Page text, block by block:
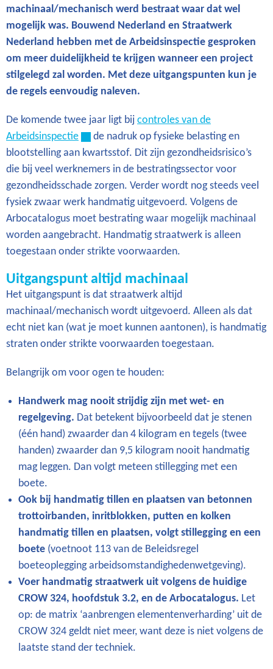
machinaal/mechanisch werd bestraat waar dat wel
mogelijk was. Bouwend Nederland en Straatwerk
Nederland hebben met de Arbeidsinspectie gesproken
om meer duidelijkheid te krijgen wanneer een project
stilgelegd zal worden. Met deze uitgangspunten kun je
de regels eenvoudig naleven.
De komende twee jaar ligt bij controles van de
Arbeidsinspectie
de nadruk op fysieke belasting en
blootstelling aan kwartsstof. Dit zijn gezondheidsrisico’s
die bij veel werknemers in de bestratingssector voor
gezondheidsschade zorgen. Verder wordt nog steeds veel
fysiek zwaar werk handmatig uitgevoerd. Volgens de
Arbocatalogus moet bestrating waar mogelijk machinaal
worden aangebracht. Handmatig straatwerk is alleen
toegestaan onder strikte voorwaarden.
Uitgangspunt altijd machinaal
Het uitgangspunt is dat straatwerk altijd
machinaal/mechanisch wordt uitgevoerd. Alleen als dat
echt niet kan (wat je moet kunnen aantonen), is handmatig
straten onder strikte voorwaarden toegestaan.
Belangrijk om voor ogen te houden:
Handwerk mag nooit strijdig zijn met wet- en
regelgeving. Dat betekent bijvoorbeeld dat je stenen
(één hand) zwaarder dan 4 kilogram en tegels (twee
handen) zwaarder dan 9,5 kilogram nooit handmatig
mag leggen. Dan volgt meteen stillegging met een
boete.
Ook bij handmatig tillen en plaatsen van betonnen
trottoirbanden, inritblokken, putten en kolken
handmatig tillen en plaatsen, volgt stillegging en een
boete (voetnoot 113 van de Beleidsregel
boeteoplegging arbeidsomstandighedenwetgeving).
Voer handmatig straatwerk uit volgens de huidige
CROW 324, hoofdstuk 3.2, en de Arbocatalogus. Let
op: de matrix ‘aanbrengen elementenverharding’ uit de
CROW 324 geldt niet meer, want deze is niet volgens de
laatste stand der techniek.